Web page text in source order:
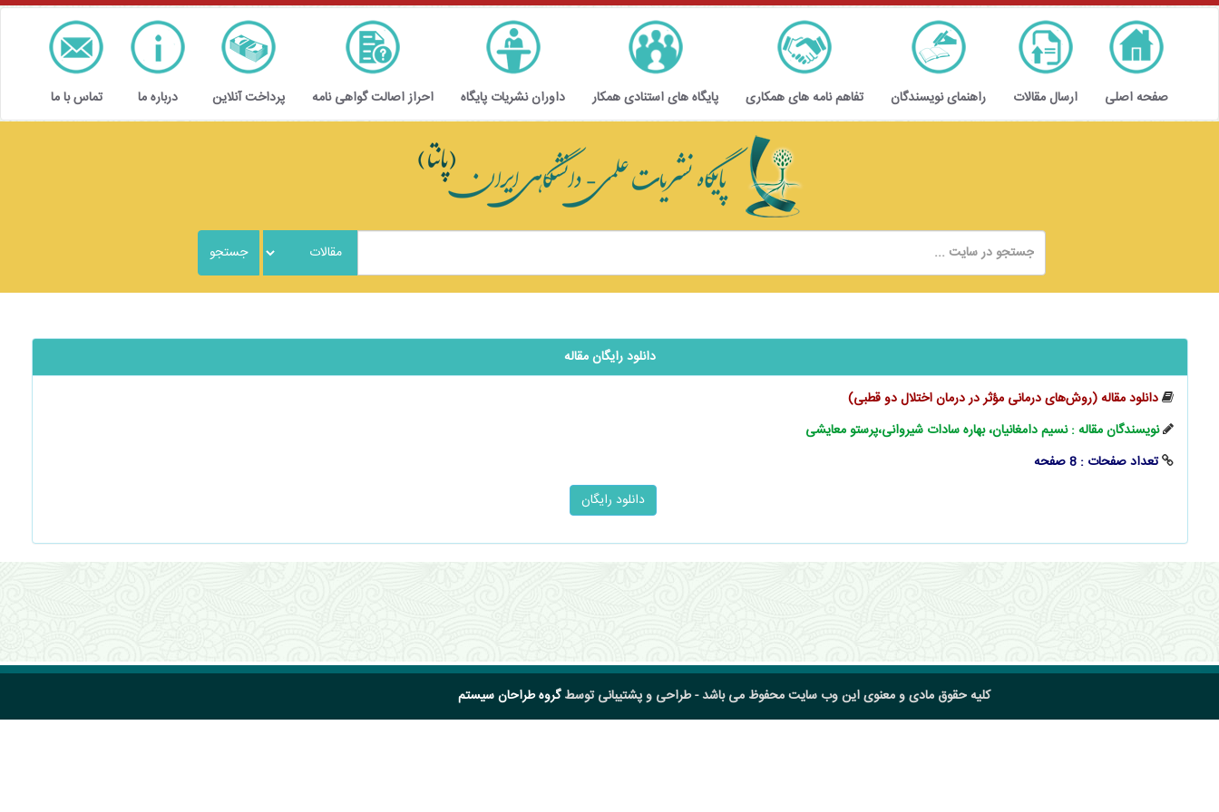
صفحه اصلی ارسال مقالات راهنمای نویسندگان تفاهم نامه های همکاری پایگاه های استنادی همکار داوران نشریات پایگاه احراز اصالت گواهی نامه پرداخت آنلاین درباره ما تماس با ما
دانلود رایگان مقاله
دانلود مقاله (روش‌های درمانی مؤثر در درمان اختلال دو قطبی)
نویسندگان مقاله : نسیم دامغانیان، بهاره سادات شیروانی،پرستو معایشی
تعداد صفحات : 8 صفحه
کلیه حقوق مادی و معنوی این وب سایت محفوظ می باشد - طراحی و پشتیبانی توسطگروه طراحان سیستم